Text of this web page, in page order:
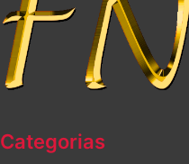
Categorias